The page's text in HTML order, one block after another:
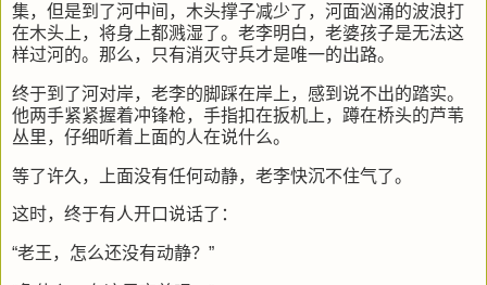
集，但是到了河中间，木头撑子减少了，河面汹涌的波浪打
在木头上，将身上都溅湿了。老李明白，老婆孩子是无法这
样过河的。那么，只有消灭守兵才是唯一的出路。
终于到了河对岸，老李的脚踩在岸上，感到说不出的踏实。
他两手紧紧握着冲锋枪，手指扣在扳机上，蹲在桥头的芦苇
丛里，仔细听着上面的人在说什么。
等了许久，上面没有任何动静，老李快沉不住气了。
这时，终于有人开口说话了：
“老王，怎么还没有动静？”